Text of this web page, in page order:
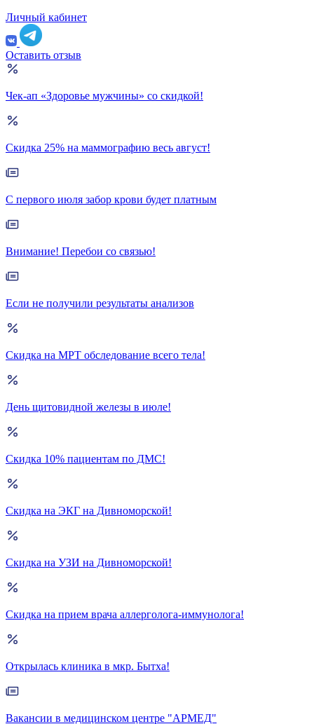
Личный кабинет
Оставить отзыв
Чек-ап «Здоровье мужчины» со скидкой!
Скидка 25% на маммографию весь август!
С первого июля забор крови будет платным
Внимание! Перебои со связью!
Если не получили результаты анализов
Скидка на МРТ обследование всего тела!
День щитовидной железы в июле!
Скидка 10% пациентам по ДМС!
Скидка на ЭКГ на Дивноморской!
Скидка на УЗИ на Дивноморской!
Скидка на прием врача аллерголога-иммунолога!
Открылась клиника в мкр. Бытха!
Вакансии в медицинском центре "АРМЕД"